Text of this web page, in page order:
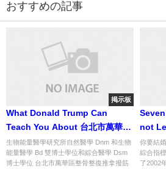
おすすめの記事
掲示板
What Donald Trump Can
Teach You About 台北市萬華區
整骨整復推拿撥筋
生物能量醫學研究所自然醫學 Dnm 和生物
能量醫學 Bd 雙博士學位和綜合醫學 Dsm
博士學位 台北市萬華區整骨整復推拿撥筋
not
你要結
綜合指
了2002